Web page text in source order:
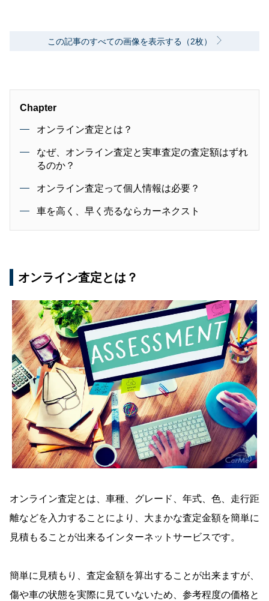
この記事のすべての画像を表示する（2枚）
Chapter
オンライン査定とは？
なぜ、オンライン査定と実車査定の査定額はずれ
るのか？
オンライン査定って個人情報は必要？
車を高く、早く売るならカーネクスト
オンライン査定とは？
オンライン査定とは、車種、グレード、年式、色、走行距
離などを入力することにより、大まかな査定金額を簡単に
見積もることが出来るインターネットサービスです。
簡単に見積もり、査定金額を算出することが出来ますが、
傷や車の状態を実際に見ていないため、参考程度の価格と